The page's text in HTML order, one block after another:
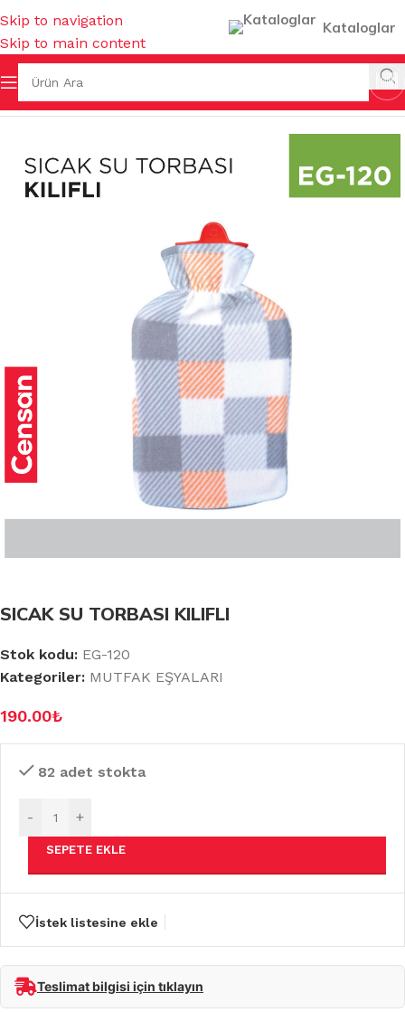
Skip to navigation
Skip to main content
Kataloglar
Ana Sayfa
SICAK SU TORBASI KILIFLI
Stok kodu: EG-120
Kategoriler: MUTFAK EŞYALARI
190.00₺
82 adet stokta
- +
SEPETE EKLE
İstek listesine ekle
Teslimat bilgisi için tıklayın